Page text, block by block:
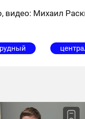
видео: Михаил